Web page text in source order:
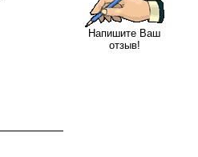
Напишите Ваш
отзыв!